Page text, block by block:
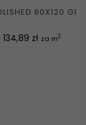
60X120 G1
Cena
134,89 zł za m2